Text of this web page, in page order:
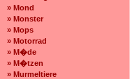
» Mond
» Monster
» Mops
» Motorrad
» M�de
» M�tzen
» Murmeltiere